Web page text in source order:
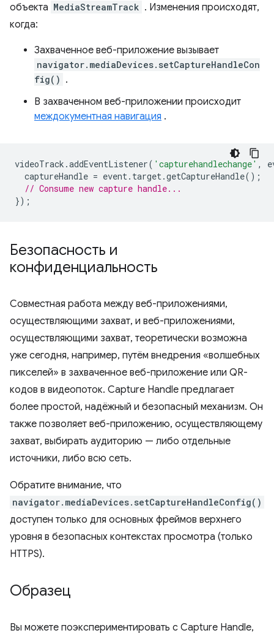
объекта MediaStreamTrack . Изменения происходят,
когда:
Захваченное веб-приложение вызывает
navigator.mediaDevices.setCaptureHandleCon
fig() .
В захваченном веб-приложении происходит
междокументная навигация .
videoTrack .addEventListener( 'capturehandlechange' ,
captureHandle = event . target .getCaptureHandle();
// Consume new capture handle...
});
Безопасность и
конфиденциальность
Совместная работа между веб-приложениями,
осуществляющими захват, и веб-приложениями,
осуществляющими захват, теоретически возможна
уже сегодня, например, путём внедрения «волшебных
пикселей» в захваченное веб-приложение или QR-
кодов в видеопоток. Capture Handle предлагает
более простой, надёжный и безопасный механизм. Он
также позволяет веб-приложению, осуществляющему
захват, выбирать аудиторию — либо отдельные
источники, либо всю сеть.
Обратите внимание, что
navigator.mediaDevices.setCaptureHandleConfig()
доступен только для основных фреймов верхнего
уровня в безопасных контекстах просмотра (только
HTTPS).
Образец
Вы можете поэкспериментировать с Capture Handle,